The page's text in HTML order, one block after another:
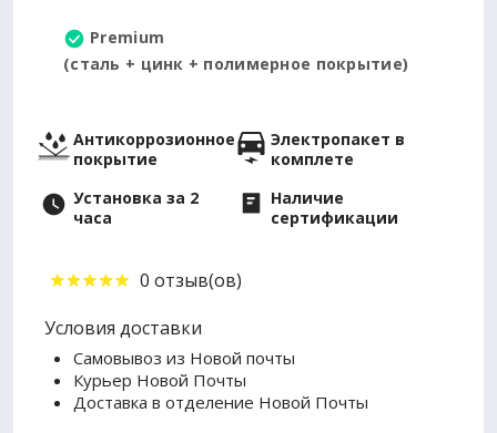
Premium
(сталь + цинк + полимерное покрытие)
Антикоррозионное
покрытие
Электропакет в
комплете
Установка за 2
часа
Наличие
сертификации
0 отзыв(ов)
Условия доставки
Самовывоз из Новой почты
Курьер Новой Почты
Доставка в отделение Новой Почты